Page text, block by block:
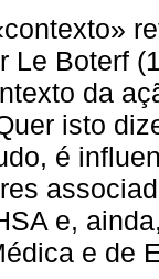
Le Boterf
da
isto
é
e,
e de